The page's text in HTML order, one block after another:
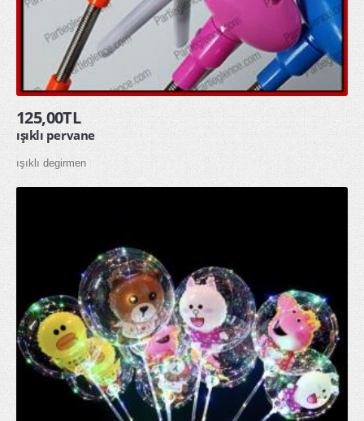
Hediye Kutuları
Hediye Torbaları
toptan yağmurluk
ÖZEL GÜNLER
Doğum Günü
Sevgililer Günü
ÇOCUK HAVUZU ŞİŞME ÇOCUK HAVUZU
SQUİSHY TOPTAN SUKUŞİ
ŞAKA ÜRÜNLERİ
KAMPANYALAR
YENİ ÜRÜNLER
125,00TL
ışıklı pervane
ışıklı degirmen